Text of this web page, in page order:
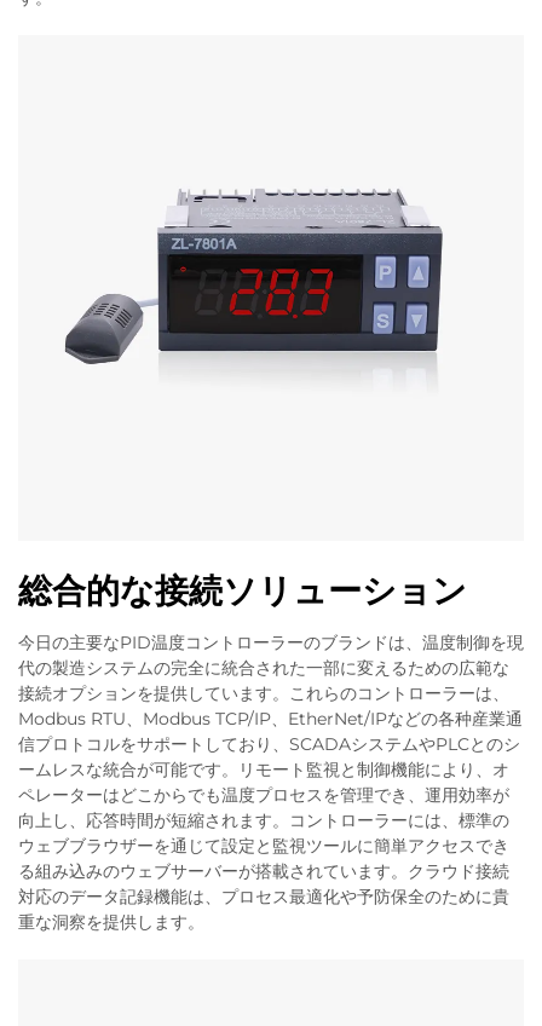
総合的な接続ソリューション
今日の主要なPID温度コントローラーのブランドは、温度制御を現
代の製造システムの完全に統合された一部に変えるための広範な
接続オプションを提供しています。これらのコントローラーは、
Modbus RTU、Modbus TCP/IP、EtherNet/IPなどの各种産業通
信プロトコルをサポートしており、SCADAシステムやPLCとのシ
ームレスな統合が可能です。リモート監視と制御機能により、オ
ペレーターはどこからでも温度プロセスを管理でき、運用効率が
向上し、応答時間が短縮されます。コントローラーには、標準の
ウェブブラウザーを通じて設定と監視ツールに簡単アクセスでき
る組み込みのウェブサーバーが搭載されています。クラウド接続
対応のデータ記録機能は、プロセス最適化や予防保全のために貴
重な洞察を提供します。